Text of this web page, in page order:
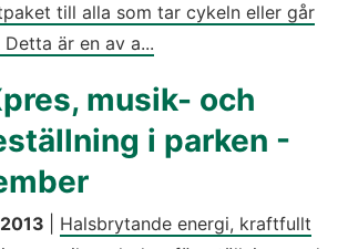
till alla som tar cykeln eller går
är en av a...
musik- och
i parken -
Halsbrytande energi, kraftfullt